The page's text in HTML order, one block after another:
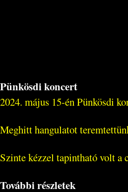
Pünkösdi koncert
2024. május 15-én Pünkösdi
Meghitt hangulatot
Szinte kézzel tapintható volt a
További részletek